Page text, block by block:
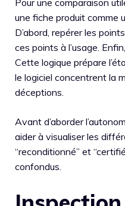
Pour une comparaison
une fiche produit comme
D’abord, repérer les
ces points à l’usage.
Cette logique prépare
le logiciel concentrent la
déceptions.
Avant d’aborder
aider à visualiser les
“reconditionné” et
confondus.